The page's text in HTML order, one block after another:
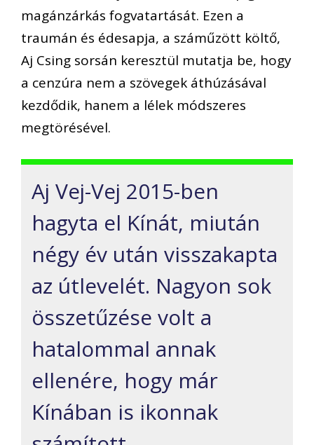
magánzárkás fogvatartását. Ezen a
traumán és édesapja, a száműzött költő,
Aj Csing sorsán keresztül mutatja be, hogy
a cenzúra nem a szövegek áthúzásával
kezdődik, hanem a lélek módszeres
megtörésével.
Aj Vej-Vej 2015-ben
hagyta el Kínát, miután
négy év után visszakapta
az útlevelét. Nagyon sok
összetűzése volt a
hatalommal annak
ellenére, hogy már
Kínában is ikonnak